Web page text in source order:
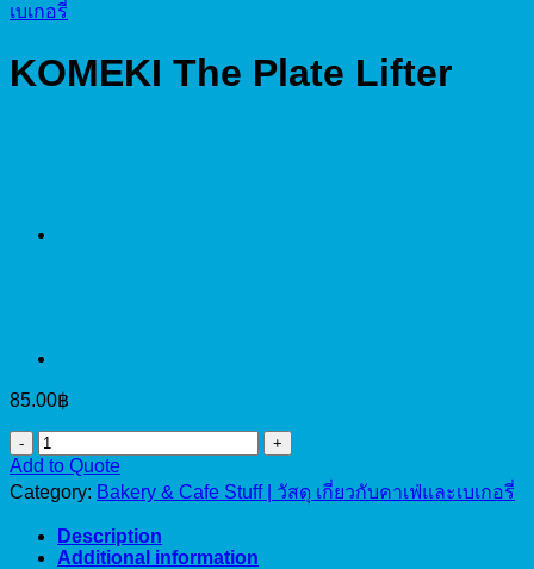
เบเกอรี่
KOMEKI The Plate Lifter
85.00฿
KOMEKI
The
Plate
Lifter
quantity
Add to Quote
Category: Bakery & Cafe Stuff | วัสดุ เกี่ยวกับคาเฟ่และเบเกอรี่
Description
Additional information